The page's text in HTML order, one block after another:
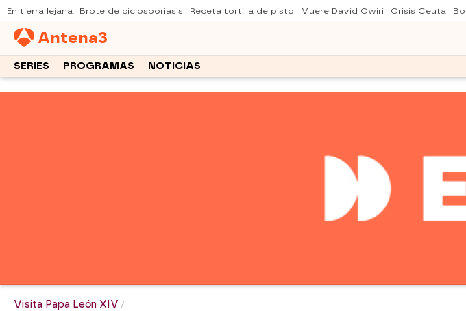
En tierra lejana Brote de ciclosporiasis Receta tortilla de pisto Muere David Owiri Crisis Ceuta
Antena3
SERIES PROGRAMAS NOTICIAS
Visita Papa León XIV